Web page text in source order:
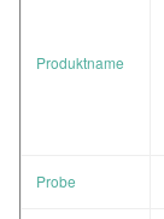
Produktname
Probe